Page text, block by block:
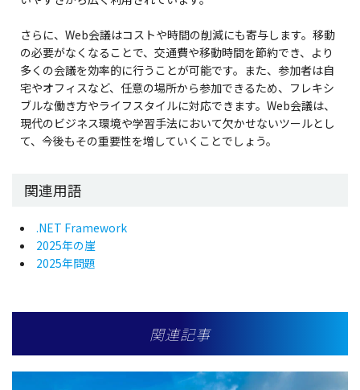
さらに、Web会議はコストや時間の削減にも寄与します。移動
の必要がなくなることで、交通費や移動時間を節約でき、より
多くの会議を効率的に行うことが可能です。また、参加者は自
宅やオフィスなど、任意の場所から参加できるため、フレキシ
ブルな働き方やライフスタイルに対応できます。Web会議は、
現代のビジネス環境や学習手法において欠かせないツールとし
て、今後もその重要性を増していくことでしょう。
関連用語
.NET Framework
2025年の崖
2025年問題
関連記事